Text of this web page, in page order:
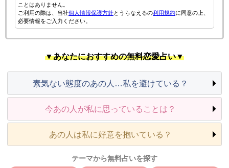
ことはありません。
ご利用の際は、当社個人情報保護方針とうらなえるの利用規約に同意の上、
必要情報をご入力ください。
▼あなたにおすすめの無料恋愛占い▼
素気ない態度のあの人…私を避けている？
今あの人が私に思っていることは？
あの人は私に好意を抱いている？
テーマから無料占いを探す